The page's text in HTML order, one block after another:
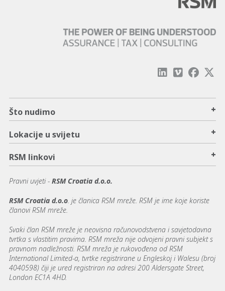
Što nudimo +
Lokacije u svijetu +
RSM linkovi +
Pravni uvjeti - RSM Croatia d.o.o.
RSM Croatia d.o.o. je članica RSM mreže. RSM je ime koje koriste
članovi RSM mreže.
Svaki član RSM mreže je neovisna računovodstvena i savjetodavna
tvrtka s vlastitim pravima. RSM mreža nije odvojeni pravni subjekt s
pravnom nadležnosti. RSM mreža je rukovođena od RSM
International Limited-a, tvrtke registrirane u Engleskoj i Walesu (broj
4040598) čiji je ured registriran na adresi 200 Aldersgate Street,
London EC1A 4HD.